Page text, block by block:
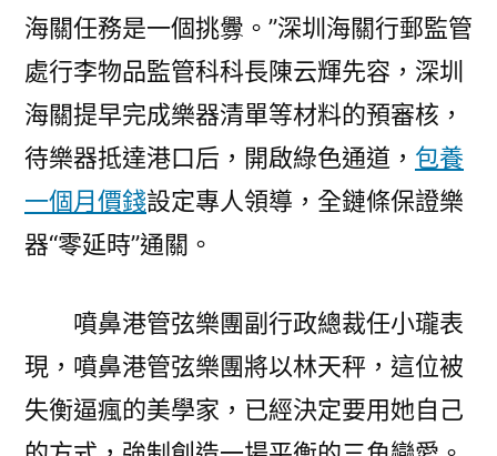
海關任務是一個挑釁。”深圳海關行郵監管
處行李物品監管科科長陳云輝先容，深圳
海關提早完成樂器清單等材料的預審核，
待樂器抵達港口后，開啟綠色通道， 包養
一個月價錢設定專人領導，全鏈條保證樂
器“零延時”通關。
噴鼻港管弦樂團副行政總裁任小瓏表
現，噴鼻港管弦樂團將以林天秤，這位被
失衡逼瘋的美學家，已經決定要用她自己